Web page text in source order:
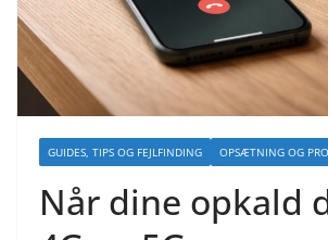
GUIDES, TIPS OG FEJLFINDING OPSÆTNING OG
Når dine opkald